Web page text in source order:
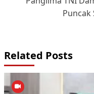
Puncak
Related Posts